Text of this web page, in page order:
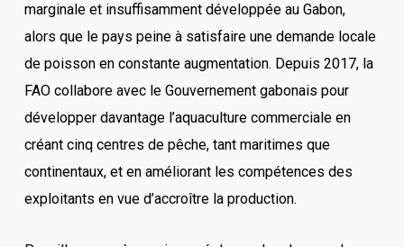
marginale et insuffisamment développée au Gabon,
alors que le pays peine à satisfaire une demande locale
de poisson en constante augmentation. Depuis 2017, la
FAO collabore avec le Gouvernement gabonais pour
développer davantage l’aquaculture commerciale en
créant cinq centres de pêche, tant maritimes que
continentaux, et en améliorant les compétences des
exploitants en vue d’accroître la production.